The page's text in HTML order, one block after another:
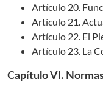
Artículo 20.
Artículo 21.
Artículo 22. El
Artículo 23. La
Capítulo VI.